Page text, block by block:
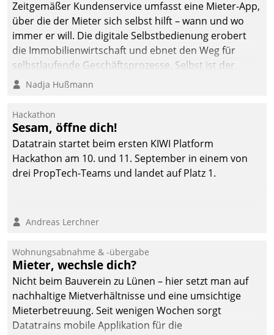
Zeitgemäßer Kundenservice umfasst eine Mieter-App,
über die der Mieter sich selbst hilft – wann und wo
immer er will. Die digitale Selbstbedienung erobert
die Immobilienwirtschaft und ebnet den Weg für
selbstlaufende Geschäftsprozesse. Selbst ist der
Kunde und smart der Serviceanbieter.
Nadja Hußmann
Hackathon
Sesam, öffne dich!
Datatrain startet beim ersten KIWI Platform
Hackathon am 10. und 11. September in einem von
drei PropTech-Teams und landet auf Platz 1.
Andreas Lerchner
Wohnungsabnahme & -übergabe
Mieter, wechsle dich?
Nicht beim Bauverein zu Lünen – hier setzt man auf
nachhaltige Mietverhältnisse und eine umsichtige
Mieterbetreuung. Seit wenigen Wochen sorgt
Datatrains mobile Applikation für die